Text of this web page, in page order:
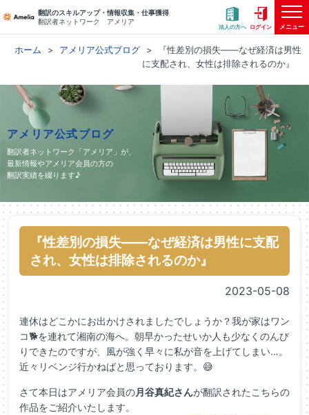
翻訳のスキルアップ・情報収集・仕事獲得
翻訳者ネットワーク アメリア
法人の方へ ログイン メニュー
ホーム アメリア公式ブログ
『性差別の損失――なぜ経済は男性
に支配され、女性は排除されるのか』
アメリア公式ブログ
翻訳者ネットワーク「アメリア」が、
最新情報やアメリア会員の方の
翻訳実績を綴ります♪
『性差別の損失――なぜ経済は男性に支配
され、女性は排除されるのか』
2023-05-08
連休はどこかにお出かけされましたでしょうか？我が家はワン
コ🐕を連れて湘南の海へ。朝早かったせいか人も少なくのんび
りできたのですが、風が強く早々に私が音を上げてしまい…。
近々リベンジ行かねばと思っております。😅
さて本日はアメリア会員の月谷真紀さんが翻訳されたこちらの
作品をご紹介いたします。